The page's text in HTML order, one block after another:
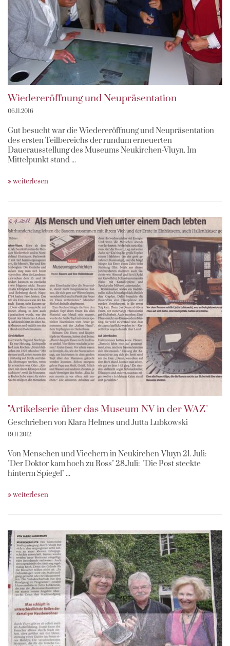
Wiedereröffnung und Neupräsentation
06.11.2016
Gut besucht war die Wiedereröffnung und Neupräsentation
des ersten Teilbereichs der rundum erneuerten
Dauerausstellung des Museums Neukirchen-Vluyn. Im
Mittelpunkt stand ...
weiterlesen
"Artikelserie über das Museum NV in der WAZ"
Geschrieben von Klara Helmes und Jutta Lubkowski
19.11.2012
Von Menschen und Viechern in Neukirchen-Vluyn 21. Juli:
"Der Doktor kam hoch zu Ross" 28.Juli: "Die Post steckte
hinterm Spiegel" ...
weiterlesen